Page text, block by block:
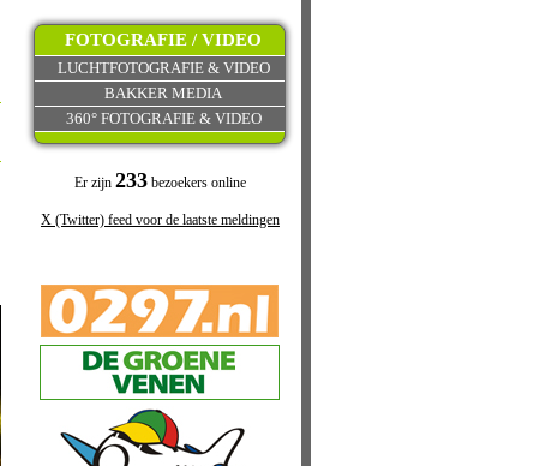
FOTOGRAFIE / VIDEO
LUCHTFOTOGRAFIE & VIDEO
BAKKER MEDIA
360° FOTOGRAFIE & VIDEO
Er zijn 233bezoekers online
X (Twitter) feed voor de laatste meldingen